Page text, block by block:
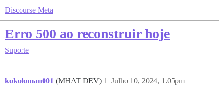
Discourse Meta
Erro 500 ao reconstruir hoje
Suporte
kokoloman001 (MHAT DEV) Julho 10, 2024, 1:05pm
1